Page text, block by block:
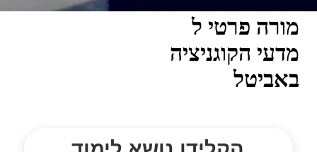
מורה פרטי ל
מדעי הקוגניציה
באביטל